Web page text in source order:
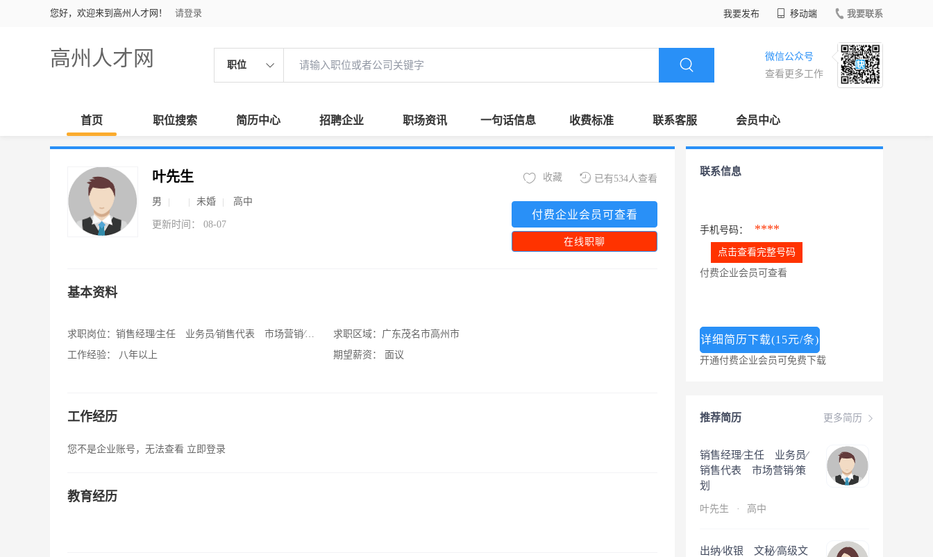
您好，欢迎来到高州人才网！ 请登录 我要发布 移动端 我要联系
高州人才网 职位
微信公众号
查看更多工作
首页 职位搜索 简历中心 招聘企业 职场资讯 一句话信息 收费标准 联系客服 会员中心
叶先生
男 未婚 高中
更新时间： 08-07
已有534人查看
收藏
付费企业会员可查看
在线职聊
基本资料
求职岗位： 销售经理∕主任 业务员∕销售代表 市场营销∕策划
工作经验：
八年以上
求职区域： 广东茂名市高州市
期望薪资：
面议
工作经历
您不是企业账号，无法查看 立即登录
教育经历
联系信息
手机号码： ****
点击查看完整号码
付费企业会员可查看
详细简历下载(15元/条)
开通付费企业会员可免费下载
更多简历
推荐简历
销售经理∕主任 业务员∕
销售代表 市场营销∕策
划
叶先生 · 高中
出纳∕收银 文秘∕高级文